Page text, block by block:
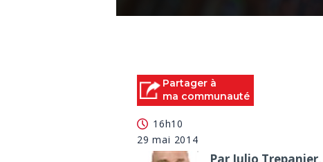
90%
Partager à
ma communauté
16h10
29 mai 2014